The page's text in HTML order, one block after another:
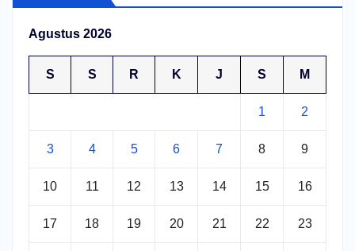
Agustus 2026
S S R K J S M
1 2
3 4 5 6 7 8 9
10 11 12 13 14 15 16
17 18 19 20 21 22 23